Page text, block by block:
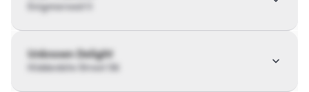
Enigmaroad 11
Unknown Delight
Hiddenbite Street 56